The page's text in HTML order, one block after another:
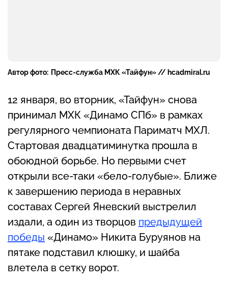
Автор фото: Пресс-служба МХК «Тайфун» // hcadmiral.ru
12 января, во вторник, «Тайфун» снова
принимал МХК «Динамо СПб» в рамках
регулярного чемпионата Париматч МХЛ.
Стартовая двадцатиминутка прошла в
обоюдной борьбе. Но первыми счет
открыли все-таки «бело-голубые». Ближе
к завершению периода в неравных
составах Сергей Яневский выстрелил
издали, а один из творцов предыдущей
победы «Динамо» Никита Буруянов на
пятаке подставил клюшку, и шайба
влетела в сетку ворот.